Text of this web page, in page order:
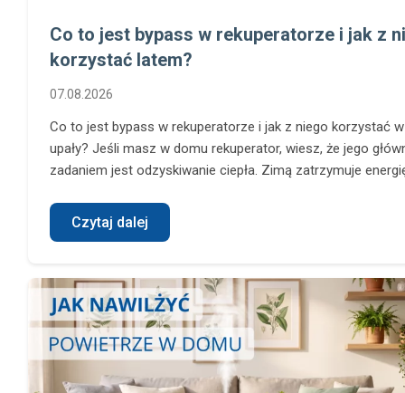
Co to jest bypass w rekuperatorze i jak z
korzystać latem?
07.08.2026
Co to jest bypass w rekuperatorze i jak z niego korzystać
upały? Jeśli masz w domu rekuperator, wiesz, że jego
zadaniem jest odzyskiwanie ciepła. Zimą zatrzymuje
Czytaj dalej